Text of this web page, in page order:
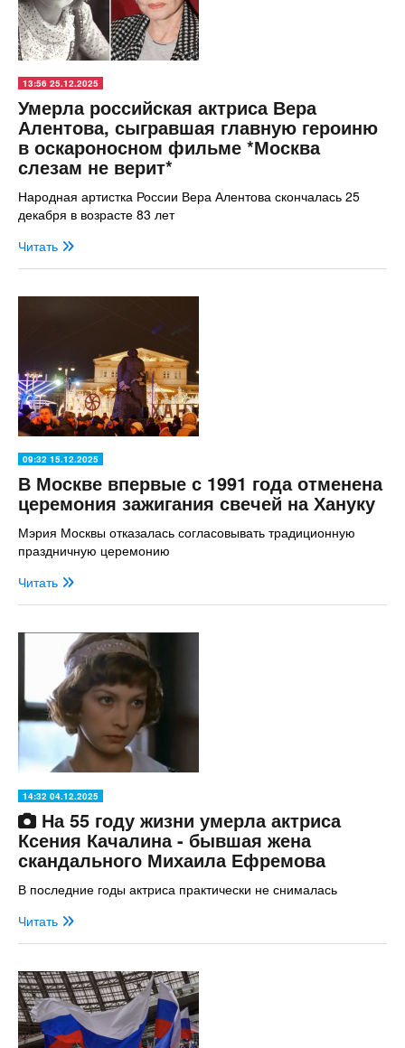
13:56 25.12.2025
Умерла российская актриса Вера
Алентова, сыгравшая главную героиню
в оскароносном фильме *Москва
слезам не верит*
Народная артистка России Вера Алентова скончалась 25
декабря в возрасте 83 лет
Читать
09:32 15.12.2025
В Москве впервые с 1991 года отменена
церемония зажигания свечей на Хануку
Мэрия Москвы отказалась согласовывать традиционную
праздничную церемонию
Читать
14:32 04.12.2025
На 55 году жизни умерла актриса
Ксения Качалина - бывшая жена
скандального Михаила Ефремова
В последние годы актриса практически не снималась
Читать